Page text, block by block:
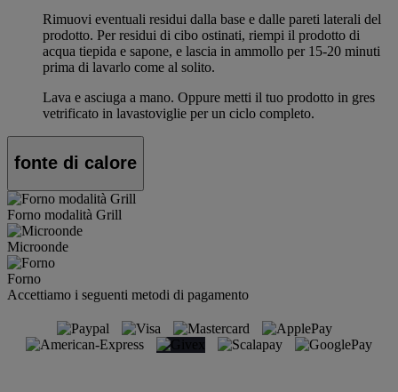
Rimuovi eventuali residui dalla base e dalle pareti laterali del
prodotto. Per residui di cibo ostinati, riempi il prodotto di
acqua tiepida e sapone, e lascia in ammollo per 15-20 minuti
prima di lavarlo come al solito.
Lava e asciuga a mano. Oppure metti il tuo prodotto in gres
vetrificato in lavastoviglie per un ciclo completo.
fonte di calore
Forno modalità Grill
Microonde
Forno
Accettiamo i seguenti metodi di pagamento